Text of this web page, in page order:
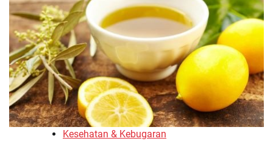
Kesehatan & Kebugaran